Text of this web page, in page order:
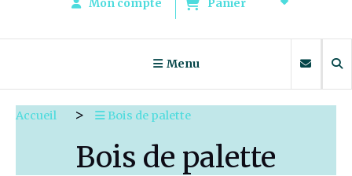
Mon compte Panier
Menu
Accueil Bois de palette
Bois de palette